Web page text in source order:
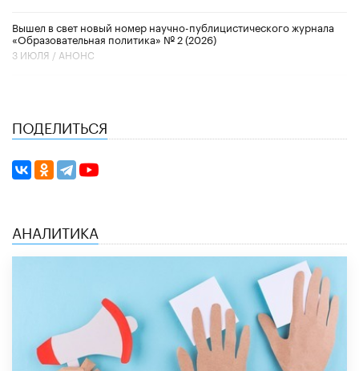
Вышел в свет новый номер научно-публицистического журнала
«Образовательная политика» № 2 (2026)
3 ИЮЛЯ / АНОНС
ПОДЕЛИТЬСЯ
АНАЛИТИКА